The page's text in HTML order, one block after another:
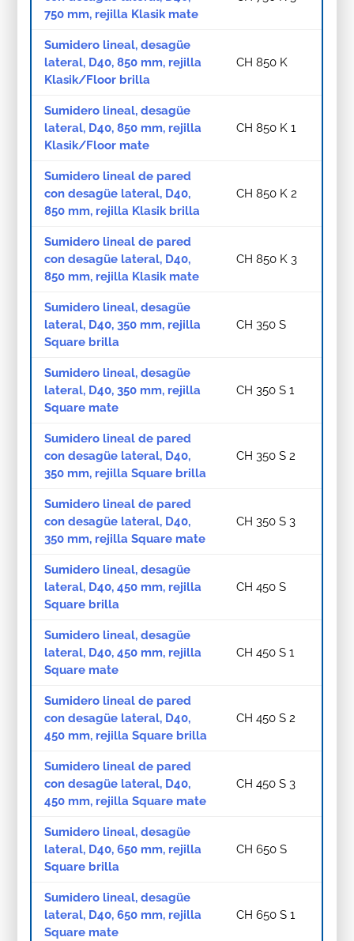
750 mm, rejilla Klasik mate
Sumidero lineal, desagüe
lateral, D40, 850 mm, rejilla
Klasik/Floor brilla
CH 850 K
Sumidero lineal, desagüe
lateral, D40, 850 mm, rejilla
Klasik/Floor mate
CH 850 K 1
Sumidero lineal de pared
con desagüe lateral, D40,
850 mm, rejilla Klasik brilla
CH 850 K 2
Sumidero lineal de pared
con desagüe lateral, D40,
850 mm, rejilla Klasik mate
CH 850 K 3
Sumidero lineal, desagüe
lateral, D40, 350 mm, rejilla
Square brilla
CH 350 S
Sumidero lineal, desagüe
lateral, D40, 350 mm, rejilla
Square mate
CH 350 S 1
Sumidero lineal de pared
con desagüe lateral, D40,
350 mm, rejilla Square brilla
CH 350 S 2
Sumidero lineal de pared
con desagüe lateral, D40,
350 mm, rejilla Square mate
CH 350 S 3
Sumidero lineal, desagüe
lateral, D40, 450 mm, rejilla
Square brilla
CH 450 S
Sumidero lineal, desagüe
lateral, D40, 450 mm, rejilla
Square mate
CH 450 S 1
Sumidero lineal de pared
con desagüe lateral, D40,
450 mm, rejilla Square brilla
CH 450 S 2
Sumidero lineal de pared
con desagüe lateral, D40,
450 mm, rejilla Square mate
CH 450 S 3
Sumidero lineal, desagüe
lateral, D40, 650 mm, rejilla
Square brilla
CH 650 S
Sumidero lineal, desagüe
lateral, D40, 650 mm, rejilla
Square mate
CH 650 S 1